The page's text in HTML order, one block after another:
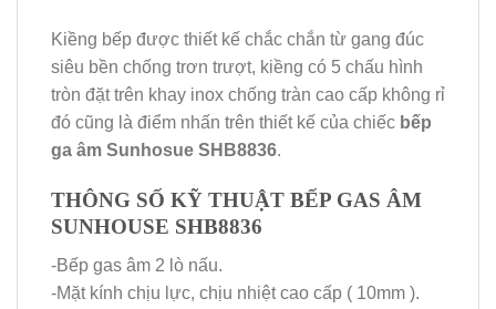
Kiềng bếp được thiết kế chắc chắn từ gang đúc
siêu bền chống trơn trượt, kiềng có 5 chấu hình
tròn đặt trên khay inox chống tràn cao cấp không rỉ
đó cũng là điểm nhấn trên thiết kế của chiếc bếp
ga âm Sunhosue SHB8836.
THÔNG SỐ KỸ THUẬT BẾP GAS ÂM
SUNHOUSE SHB8836
-Bếp gas âm 2 lò nấu.
-Mặt kính chịu lực, chịu nhiệt cao cấp ( 10mm ).